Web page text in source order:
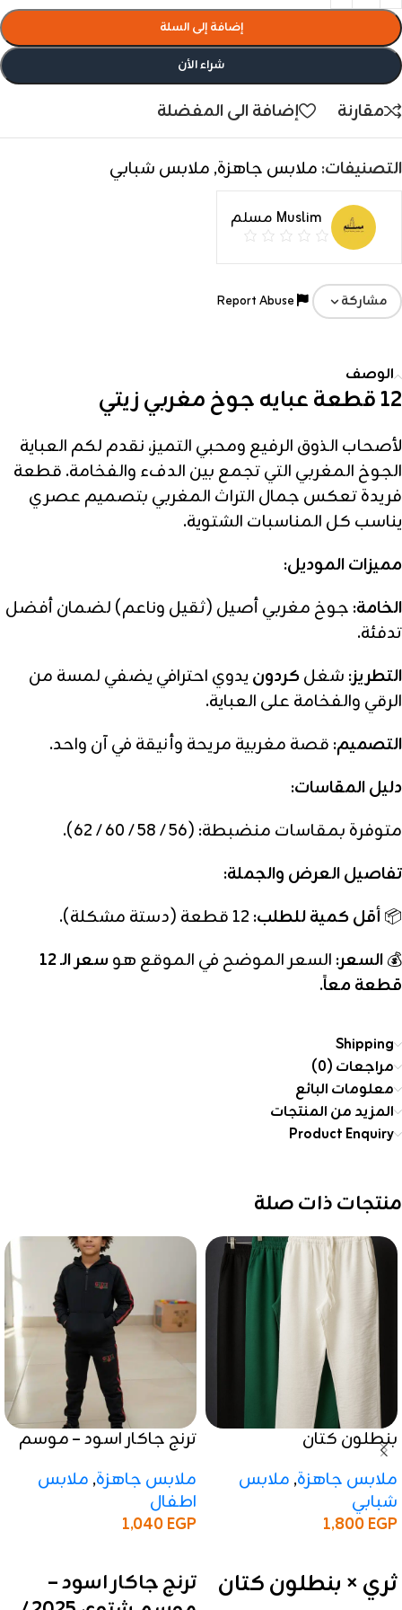
إضافة إلى السلة
شراء الأن
مقارنة إضافة الى المفضلة
التصنيفات: ملابس جاهزة, ملابس شبابي
Muslim مسلم
مشاركة
الوصف
12 قطعة عبايه جوخ مغربي زيتي
لأصحاب الذوق الرفيع ومحبي التميز، نقدم لكم العباية
الجوخ المغربي التي تجمع بين الدفء والفخامة. قطعة
فريدة تعكس جمال التراث المغربي بتصميم عصري
يناسب كل المناسبات الشتوية.
مميزات الموديل:
الخامة: جوخ مغربي أصيل (ثقيل وناعم) لضمان أفضل
تدفئة.
التطريز: شغلكردون يدوي احترافي يضفي لمسة من
الرقي والفخامة على العباية.
التصميم: قصة مغربية مريحة وأنيقة في آن واحد.
دليل المقاسات:
متوفرة بمقاسات منضبطة: (56 / 58 / 60 / 62).
تفاصيل العرض والجملة:
📦أقل كمية للطلب:
💰السعر: السعر الموضح في الموقع هو
سعر الـ 12
قطعة معاً.
Shipping
مراجعات (0)
معلومات البائع
المزيد من المنتجات
Product Enquiry
منتجات ذات صلة
بنطلون كتان
ملابس جاهزة, ملابس
شبابي
1,800EGP
ثري × بنطلون كتان
ترنج جاكار اسود – موسم
ملابس جاهزة, ملابس
اطفال
1,040EGP
ترنج جاكار اسود –